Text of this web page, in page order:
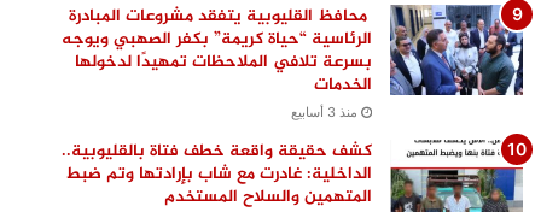
محافظ القليوبية يتفقد مشروعات المبادرة
الرئاسية “حياة كريمة” بكفر الصهبي ويوجه
بسرعة تلافي الملاحظات تمهيدًا لدخولها
الخدمات
منذ 3 أسابيع
كشف حقيقة واقعة خطف فتاة بالقليوبية..
الداخلية: غادرت مع شاب بإرادتها وتم ضبط
المتهمين والسلاح المستخدم